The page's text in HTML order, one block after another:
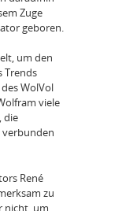
Zuge
geboren.
um den
Trends
WolVol
viele
die
René
zu
nicht, um